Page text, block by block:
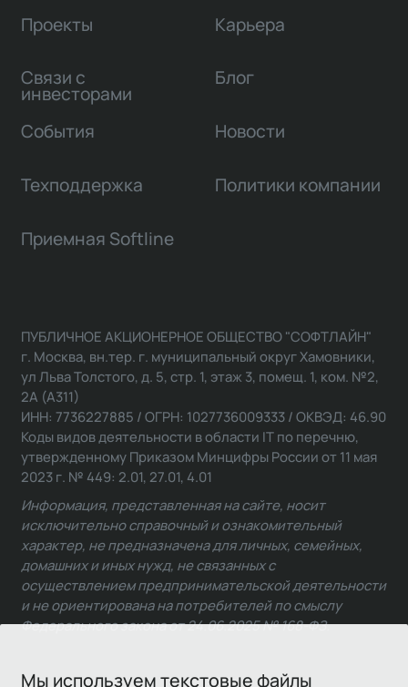
Мы используем текстовые файлы
Проекты
Связи с
инвесторами
Карьера
Блог
События Новости
Техподдержка Политики компании
Приемная Softline
ПУБЛИЧНОЕ АКЦИОНЕРНОЕ ОБЩЕСТВО "СОФТЛАЙН"
г. Москва, вн.тер. г. муниципальный округ Хамовники,
ул Льва Толстого, д. 5, стр. 1, этаж 3, помещ. 1, ком. №2,
2А (А311)
ИНН: 7736227885 / ОГРН: 1027736009333 / ОКВЭД: 46.90
Коды видов деятельности в области IT по перечню,
утвержденному Приказом Минцифры России от 11 мая
2023 г. № 449: 2.01, 27.01, 4.01
Информация, представленная на сайте, носит
исключительно справочный и ознакомительный
характер, не предназначена для личных, семейных,
домашних и иных нужд, не связанных с
осуществлением предпринимательской деятельности
и не ориентирована на потребителей по смыслу
Федерального закона от 24.06.2025 № 168-ФЗ.